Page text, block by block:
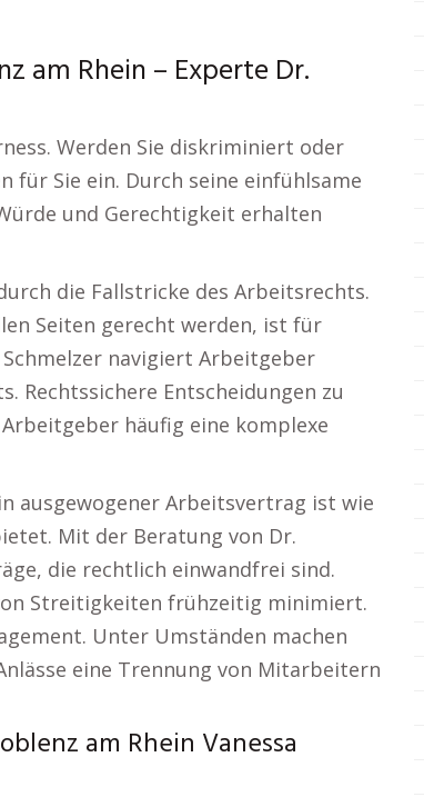
am Rhein – Experte Dr.
Werden Sie diskriminiert oder
für Sie ein. Durch seine einfühlsame
und Gerechtigkeit erhalten
die Fallstricke des Arbeitsrechts.
Seiten gerecht werden, ist für
navigiert Arbeitgeber
Rechtssichere Entscheidungen zu
häufig eine komplexe
ausgewogener Arbeitsvertrag ist wie
Mit der Beratung von Dr.
die rechtlich einwandfrei sind.
Streitigkeiten frühzeitig minimiert.
Unter Umständen machen
eine Trennung von Mitarbeitern
am Rhein Vanessa